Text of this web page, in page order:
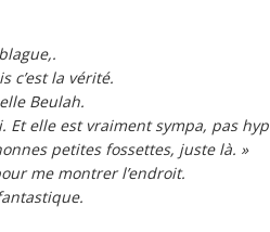
c’est la vérité.
Beulah.
Et elle est vraiment sympa, pas
petites fossettes, juste là. »
me montrer l’endroit.